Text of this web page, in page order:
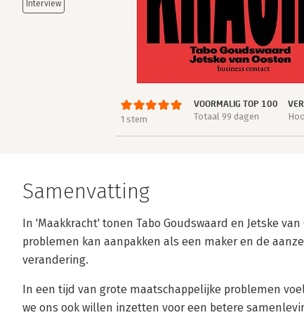
1 stem
VOORMALIG TOP 100
Totaal 99 dagen
Samenvatting
In 'Maakkracht' tonen Tabo Goudswaard en Jetske
problemen kan aanpakken als een maker en de
verandering.
In een tijd van grote maatschappelijke problemen
we ons ook willen inzetten voor een betere